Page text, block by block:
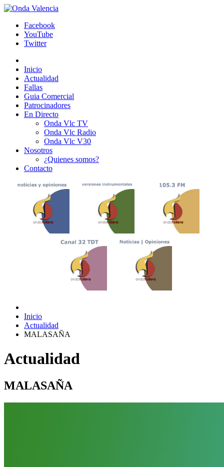
Facebook
YouTube
Twitter
Inicio
Actualidad
Fallas
Guia Comercial
Patrocinadores
En Directo
Onda Vlc TV
Onda Vlc Radio
Onda Vlc V30
Nosotros
¿Quienes somos?
Contacto
Inicio
Actualidad
MALASAÑA
Actualidad
MALASAÑA